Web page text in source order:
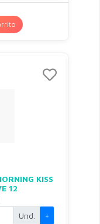
KISS
12
Und. +